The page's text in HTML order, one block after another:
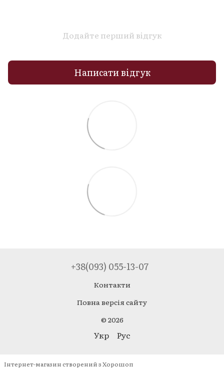
Додайте перший відгук
Написати відгук
+38(093) 055-13-07
Контакти
Повна версія сайту
© 2026
Укр Рус
Інтернет-магазин створений з Хорошоп